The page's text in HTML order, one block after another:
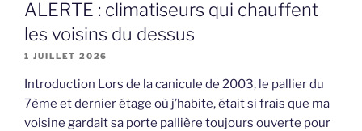
ALERTE : climatiseurs qui chauffent
les voisins du dessus
1 JUILLET 2026
Introduction Lors de la canicule de 2003, le pallier du
7ème et dernier étage où j’habite, était si frais que ma
voisine gardait sa porte pallière toujours ouverte pour